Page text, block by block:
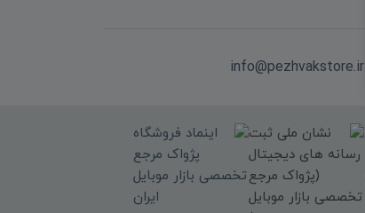
info@pezhvakstore.ir